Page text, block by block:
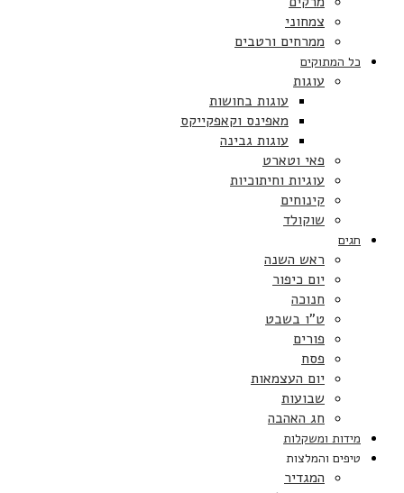
צמחוני
ממרחים ורטבים
כל המתוקים
עוגות
עוגות בחושות
מאפינס וקאפקייקס
עוגות גבינה
פאי וטארט
עוגיות וחיתוכיות
קינוחים
שוקולד
חגים
ראש השנה
יום כיפור
חנוכה
ט”ו בשבט
פורים
פסח
יום העצמאות
שבועות
חג האהבה
מידות ומשקלות
טיפים והמלצות
המגדיר